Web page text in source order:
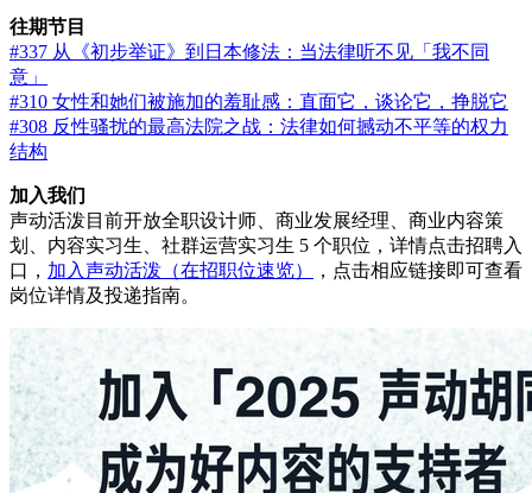
往期节目
#337 从《初步举证》到日本修法：当法律听不见「我不同
意」
#310 女性和她们被施加的羞耻感：直面它，谈论它，挣脱它
#308 反性骚扰的最高法院之战：法律如何撼动不平等的权力
结构
加入我们
声动活泼目前开放全职设计师、商业发展经理、商业内容策
划、内容实习生、社群运营实习生 5 个职位，详情点击招聘入
口， 加入声动活泼（在招职位速览）
，点击相应链接即可查看
岗位详情及投递指南。